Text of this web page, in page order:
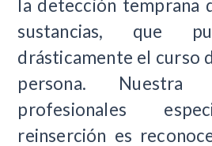
la detección temprana
sustancias, que
drásticamente el curso
persona.
profesionales
reinserción es